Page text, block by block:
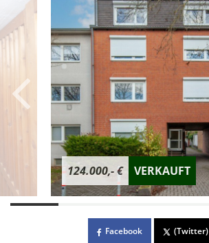
124.000,- € VERKAUFT
Facebook (Twitter)